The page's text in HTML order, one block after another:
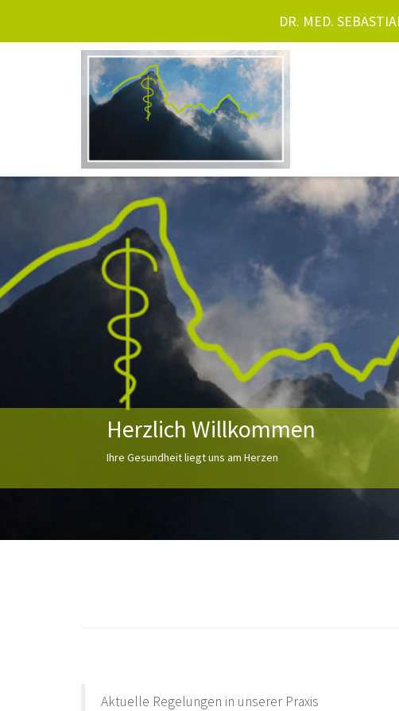
DR. MED.
Herzlich Willkommen
Ihre Gesundheit liegt uns am Herzen
Aktuelle Regelungen in unserer Praxis